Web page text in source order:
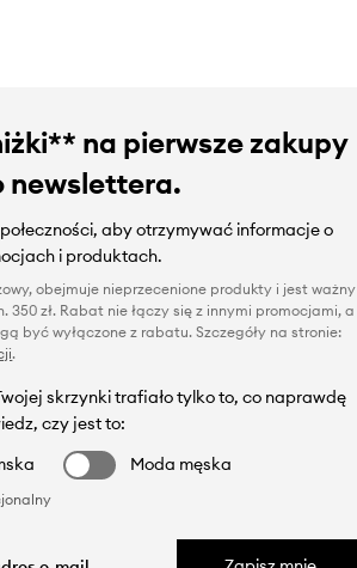
na pierwsze zakupy
newslettera.
aby otrzymywać informacje o
i produktach.
obejmuje nieprzecenione produkty i jest ważny
350 zł. Rabat nie łączy się z innymi promocjami, a
być wyłączone z rabatu. Szczegóły na stronie:
.
skrzynki trafiało tylko to, co naprawdę
czy jest to:
Moda męska